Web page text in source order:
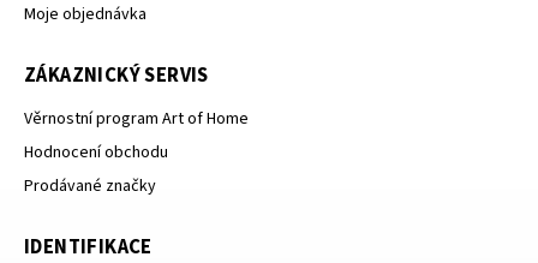
Moje objednávka
ZÁKAZNICKÝ SERVIS
Věrnostní program Art of Home
Hodnocení obchodu
Prodávané značky
IDENTIFIKACE